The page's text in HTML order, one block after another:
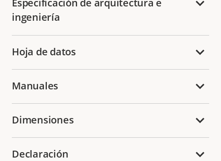
Especificación de arquitectura e
ingeniería
Hoja de datos
Manuales
Dimensiones
Declaración